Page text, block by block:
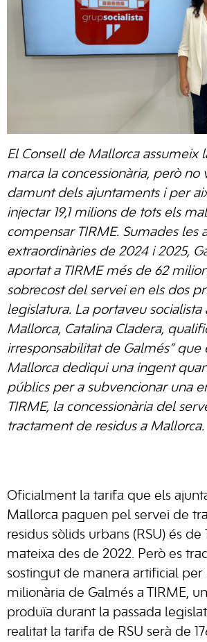
El Consell de Mallorca assumeix
marca la concessionària, però no
damunt dels ajuntaments i per
injectar 19,1 milions de tots els
compensar TIRME. Sumades les
extraordinàries de 2024 i 2025,
aportat a TIRME més de 62
sobrecost del servei en els dos
legislatura. La portaveu socialista
Mallorca, Catalina Cladera,
irresponsabilitat de Galmés” que
Mallorca dediqui una ingent
públics per a subvencionar una
TIRME, la concessionària del
tractament de residus a Mallorca.
Oficialment la tarifa que els
Mallorca paguen pel servei de
residus sòlids urbans (RSU) és de
mateixa des de 2022. Però es
sostingut de manera artificial per
milionària de Galmés a TIRME,
produïa durant la passada
realitat la tarifa de RSU serà de